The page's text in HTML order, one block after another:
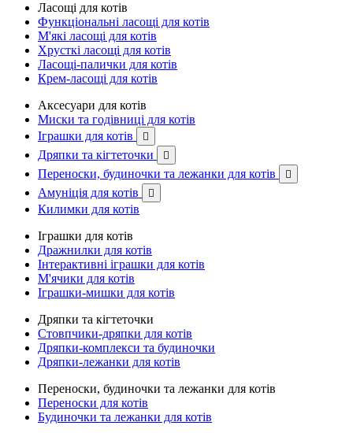
Ласощі для котів
Функціональні ласощі для котів
М'які ласощі для котів
Хрусткі ласощі для котів
Ласощі-палички для котів
Крем-ласощі для котів
Аксесуари для котів
Миски та годівниці для котів
Іграшки для котів

Дряпки та кігтеточки 
Переноски, будиночки та лежанки для котів 
Амуніція для котів 
Килимки для котів
Іграшки для котів
Дражнилки для котів
Інтерактивні іграшки для котів
М'ячики для котів
Іграшки-мишки для котів
Дряпки та кігтеточки
Стовпчики-дряпки для котів
Дряпки-комплекси та будиночки
Дряпки-лежанки для котів
Переноски, будиночки та лежанки для котів
Переноски для котів
Будиночки та лежанки для котів